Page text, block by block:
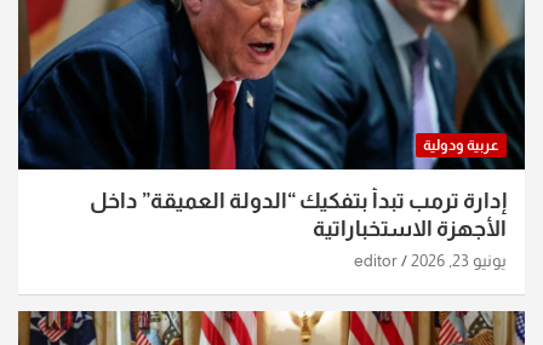
عربية ودولية
إدارة ترمب تبدأ بتفكيك “الدولة العميقة” داخل
الأجهزة الاستخباراتية
يونيو 23, 2026 editor